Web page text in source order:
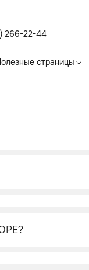
266-22-44
страницы